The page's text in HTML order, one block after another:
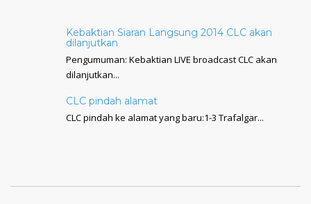
Kebaktian Siaran Langsung 2014 CLC akan
dilanjutkan
Pengumuman: Kebaktian LIVE broadcast CLC akan
dilanjutkan...
CLC pindah alamat
CLC pindah ke alamat yang baru:1-3 Trafalgar...